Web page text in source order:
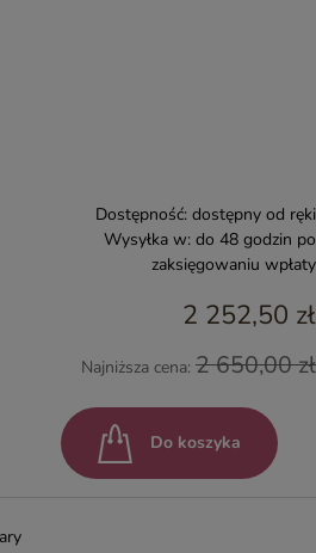
Dostępność: dostępny od ręki
Wysyłka w: do 48 godzin po
zaksięgowaniu wpłaty
2 252,50 zł
Najniższa cena: 2 650,00 zł
Do koszyka